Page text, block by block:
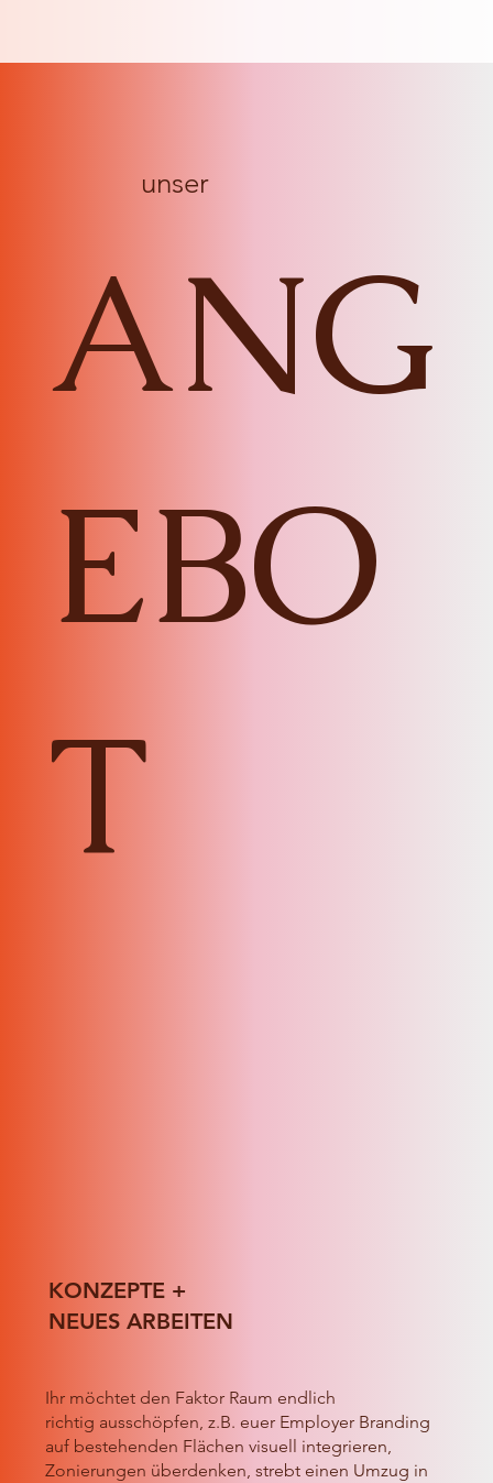
unser
ANG
EBO
T
KONZEPTE +
NEUES ARBEITEN
Ihr möchtet den Faktor Raum endlich
richtig ausschöpfen, z.B. euer Employer Branding
auf bestehenden Flächen visuell integrieren,
Zonierungen überdenken, strebt einen Umzug in